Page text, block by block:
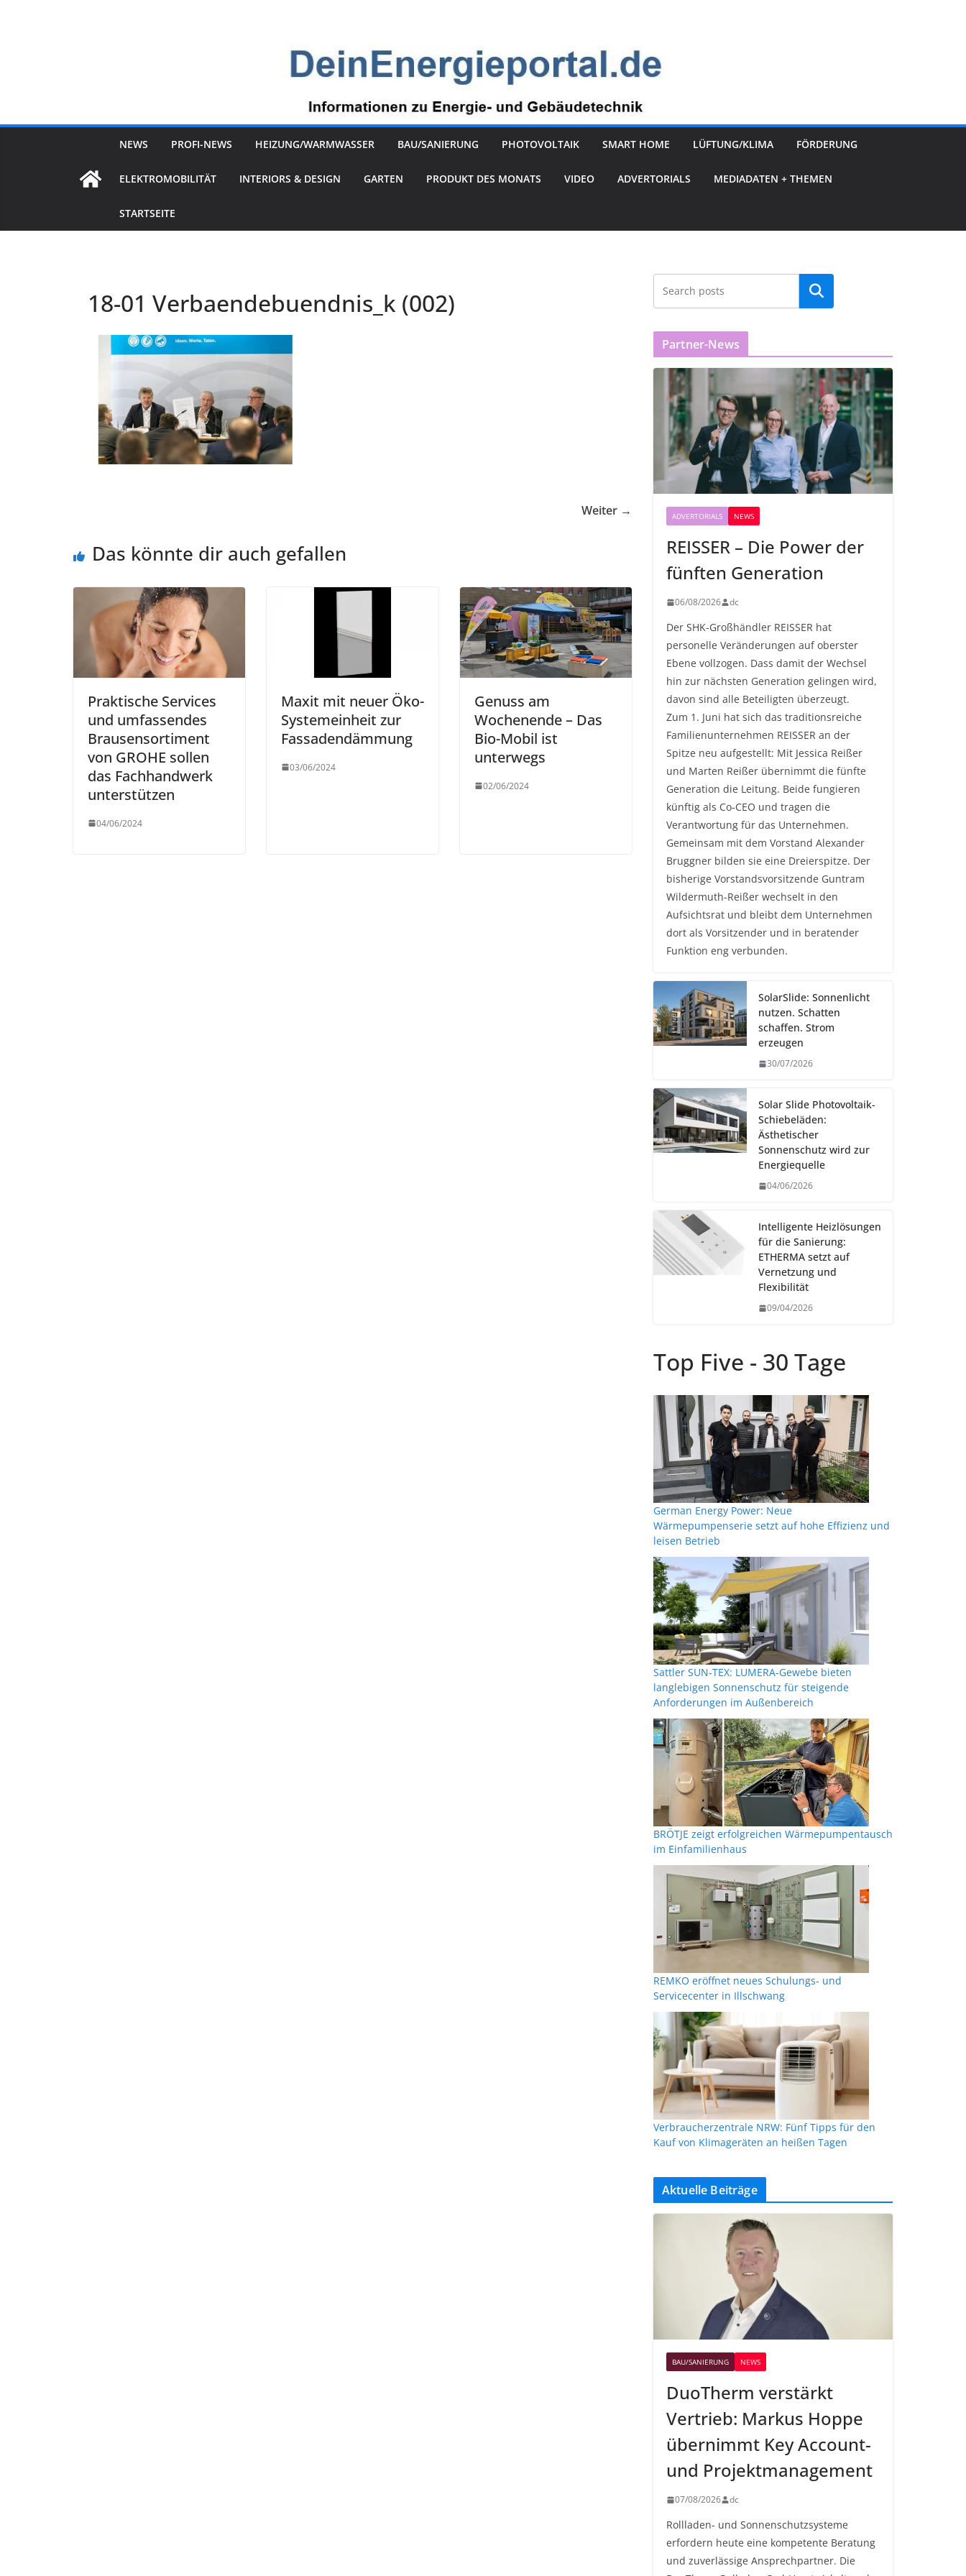
NEWS PROFI-NEWS HEIZUNG/WARMWASSER BAU/SANIERUNG PHOTOVOLTAIK SMART HOME LÜFTUNG/KLIMA FÖRDERUNG
ELEKTROMOBILITÄT INTERIORS & DESIGN GARTEN PRODUKT DES MONATS VIDEO ADVERTORIALS MEDIADATEN + THEMEN
STARTSEITE
18-01 Verbaendebuendnis_k (002)
Weiter →
Das könnte dir auch gefallen
Praktische Services
und umfassendes
Brausensortiment
von GROHE sollen
das Fachhandwerk
unterstützen
04/06/2024
Maxit mit neuer Öko-
Systemeinheit zur
Fassadendämmung
03/06/2024
Genuss am
Wochenende – Das
Bio-Mobil ist
unterwegs
02/06/2024
Partner-News
ADVERTORIALS NEWS
REISSER – Die Power der
fünften Generation
06/08/2026 dc
Der SHK-Großhändler REISSER hat
personelle Veränderungen auf oberster
Ebene vollzogen. Dass damit der Wechsel
hin zur nächsten Generation gelingen wird,
davon sind alle Beteiligten überzeugt.
Zum 1. Juni hat sich das traditionsreiche
Familienunternehmen REISSER an der
Spitze neu aufgestellt: Mit Jessica Reißer
und Marten Reißer übernimmt die fünfte
Generation die Leitung. Beide fungieren
künftig als Co-CEO und tragen die
Verantwortung für das Unternehmen.
Gemeinsam mit dem Vorstand Alexander
Bruggner bilden sie eine Dreierspitze. Der
bisherige Vorstandsvorsitzende Guntram
Wildermuth-Reißer wechselt in den
Aufsichtsrat und bleibt dem Unternehmen
dort als Vorsitzender und in beratender
Funktion eng verbunden.
SolarSlide: Sonnenlicht
nutzen. Schatten
schaffen. Strom
erzeugen
30/07/2026
Solar Slide Photovoltaik-
Schiebeläden:
Ästhetischer
Sonnenschutz wird zur
Energiequelle
04/06/2026
Intelligente Heizlösungen
für die Sanierung:
ETHERMA setzt auf
Vernetzung und
Flexibilität
09/04/2026
Top Five - 30 Tage
German Energy Power: Neue
Wärmepumpenserie setzt auf hohe Effizienz und
leisen Betrieb
Sattler SUN-TEX: LUMERA-Gewebe bieten
langlebigen Sonnenschutz für steigende
Anforderungen im Außenbereich
BRÖTJE zeigt erfolgreichen Wärmepumpentausch
im Einfamilienhaus
REMKO eröffnet neues Schulungs- und
Servicecenter in Illschwang
Verbraucherzentrale NRW: Fünf Tipps für den
Kauf von Klimageräten an heißen Tagen
Aktuelle Beiträge
BAU/SANIERUNG NEWS
DuoTherm verstärkt
Vertrieb: Markus Hoppe
übernimmt Key Account-
und Projektmanagement
07/08/2026 dc
Rollladen- und Sonnenschutzsysteme
erfordern heute eine kompetente Beratung
und zuverlässige Ansprechpartner. Die